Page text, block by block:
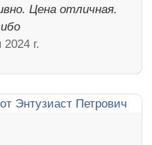
Цена отличная.
г.